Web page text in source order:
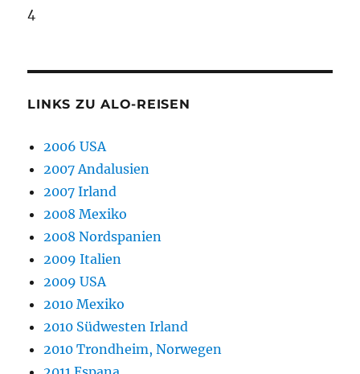
4
LINKS ZU ALO-REISEN
2006 USA
2007 Andalusien
2007 Irland
2008 Mexiko
2008 Nordspanien
2009 Italien
2009 USA
2010 Mexiko
2010 Südwesten Irland
2010 Trondheim, Norwegen